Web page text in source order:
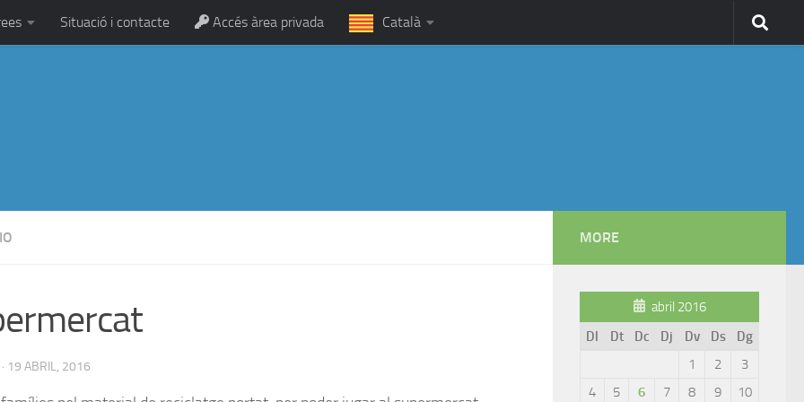
Situació i contacte Accés àrea privada Català
· 19 ABRIL, 2016
MORE
abril 2016
Dl
Dt Dc Dj Dv Ds
Dg
1
2
3
4
5 6 7 8 9
10